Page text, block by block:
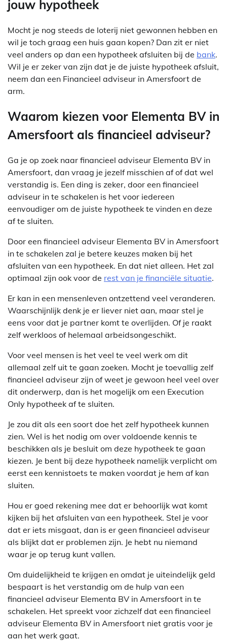
jouw hypotheek
Mocht je nog steeds de loterij niet gewonnen hebben en
wil je toch graag een huis gaan kopen? Dan zit er niet
veel anders op dan een hypotheek afsluiten bij de bank.
Wil je er zeker van zijn dat je de juiste hypotheek afsluit,
neem dan een Financieel adviseur in Amersfoort de
arm.
Waarom kiezen voor Elementa BV in
Amersfoort als financieel adviseur?
Ga je op zoek naar financieel adviseur Elementa BV in
Amersfoort, dan vraag je jezelf misschien af of dat wel
verstandig is. Een ding is zeker, door een financieel
adviseur in te schakelen is het voor iedereen
eenvoudiger om de juiste hypotheek te vinden en deze
af te sluiten.
Door een financieel adviseur Elementa BV in Amersfoort
in te schakelen zal je betere keuzes maken bij het
afsluiten van een hypotheek. En dat niet alleen. Het zal
optimaal zijn ook voor de rest van je financiële situatie.
Er kan in een mensenleven ontzettend veel veranderen.
Waarschijnlijk denk je er liever niet aan, maar stel je
eens voor dat je partner komt te overlijden. Of je raakt
zelf werkloos of helemaal arbeidsongeschikt.
Voor veel mensen is het veel te veel werk om dit
allemaal zelf uit te gaan zoeken. Mocht je toevallig zelf
financieel adviseur zijn of weet je gewoon heel veel over
dit onderwerp, dan is het mogelijk om een Execution
Only hypotheek af te sluiten.
Je zou dit als een soort doe het zelf hypotheek kunnen
zien. Wel is het nodig om over voldoende kennis te
beschikken als je besluit om deze hypotheek te gaan
kiezen. Je bent bij deze hypotheek namelijk verplicht om
eerst een kennistoets te maken voordat je hem af kan
sluiten.
Hou er goed rekening mee dat er behoorlijk wat komt
kijken bij het afsluiten van een hypotheek. Stel je voor
dat er iets misgaat, dan is er geen financieel adviseur
als blijkt dat er problemen zijn. Je hebt nu niemand
waar je op terug kunt vallen.
Om duidelijkheid te krijgen en omdat je uiteindelijk geld
bespaart is het verstandig om de hulp van een
financieel adviseur Elementa BV in Amersfoort in te
schakelen. Het spreekt voor zichzelf dat een financieel
adviseur Elementa BV in Amersfoort niet gratis voor je
aan het werk gaat.